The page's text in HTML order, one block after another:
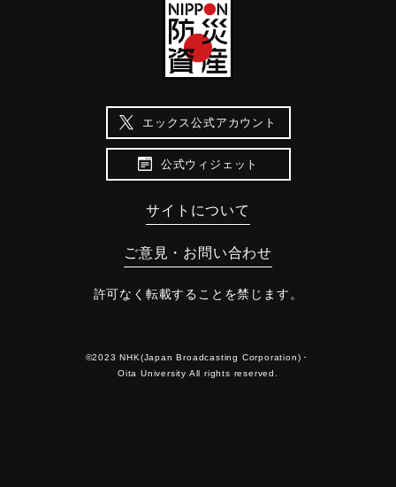
エックス公式アカウント
公式ウィジェット
サイトについて
ご意見・お問い合わせ
許可なく転載することを禁じます。
©2023 NHK(Japan Broadcasting Corporation)・
Oita University All rights reserved.